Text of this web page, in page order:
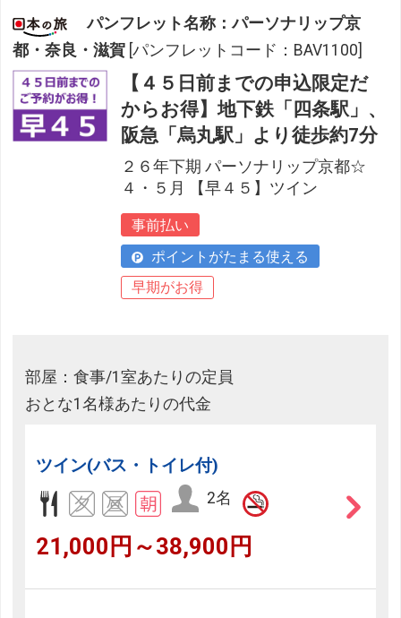
パンフレット名称：パーソナリップ京
都・奈良・滋賀 [パンフレットコード：BAV1100]
【４５日前までの申込限定だ
からお得】地下鉄「四条駅」、
阪急「烏丸駅」より徒歩約7分
２６年下期 パーソナリップ京都☆
４・５月 【早４５】ツイン
事前払い
ポイントがたまる使える
早期がお得
部屋：食事/1室あたりの定員
おとな1名様あたりの代金
ツイン(バス・トイレ付)
2名
21,000円～38,900円